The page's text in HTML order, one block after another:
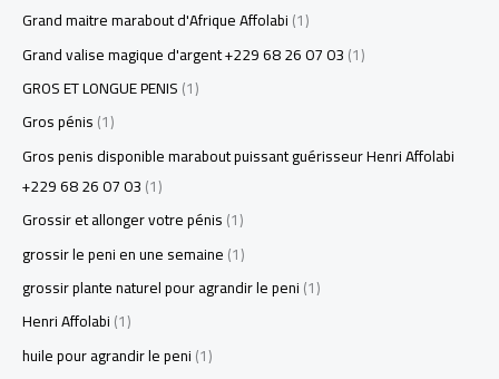
Grand maitre marabout d'Afrique Affolabi(1)
Grand valise magique d'argent +229 68 26 07 03(1)
GROS ET LONGUE PENIS(1)
Gros pénis(1)
Gros penis disponible marabout puissant guérisseur Henri Affolabi
+229 68 26 07 03(1)
Grossir et allonger votre pénis(1)
grossir le peni en une semaine(1)
grossir plante naturel pour agrandir le peni(1)
Henri Affolabi(1)
huile pour agrandir le peni(1)